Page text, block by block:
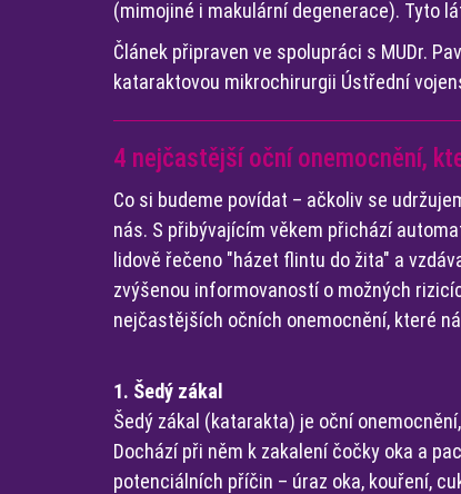
(mimojiné i makulární degenerace). Tyto
Článek připraven ve spolupráci s MUDr.
kataraktovou mikrochirurgii Ústřední
4 nejčastější oční onemocnění,
Co si budeme povídat – ačkoliv se
nás. S přibývajícím věkem přichází
lidově řečeno "házet flintu do žita" a
zvýšenou informovaností o možných
nejčastějších očních onemocnění, které
1. Šedý zákal
Šedý zákal (katarakta) je oční
Dochází při něm k zakalení čočky oka a
potenciálních příčin – úraz oka, kouření,